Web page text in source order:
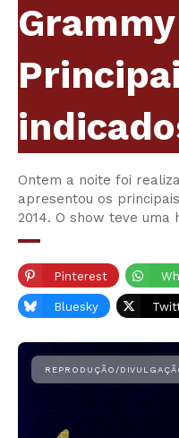
Ontem a noite foi
apresentou os
2014. O show teve
Pinterest
Bluesky